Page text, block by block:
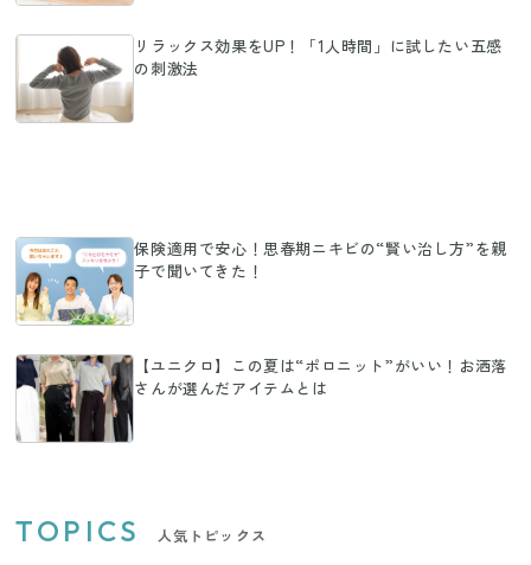
リラックス効果をUP！「1人時間」に試したい五感
の刺激法
保険適用で安心！思春期ニキビの“賢い治し方”を親
子で聞いてきた！
【ユニクロ】この夏は“ポロニット”がいい！お洒落
さんが選んだアイテムとは
TOPICS 人気トピックス